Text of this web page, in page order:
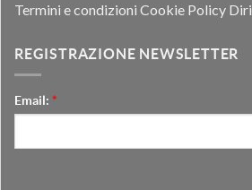
Termini e condizioni Cookie Policy
REGISTRAZIONE NEWSLETTER
Email: *